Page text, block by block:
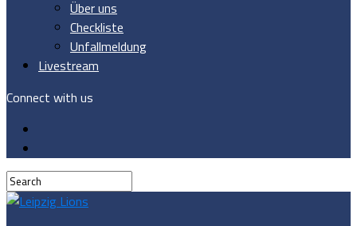
Über uns
Checkliste
Unfallmeldung
Livestream
Connect with us